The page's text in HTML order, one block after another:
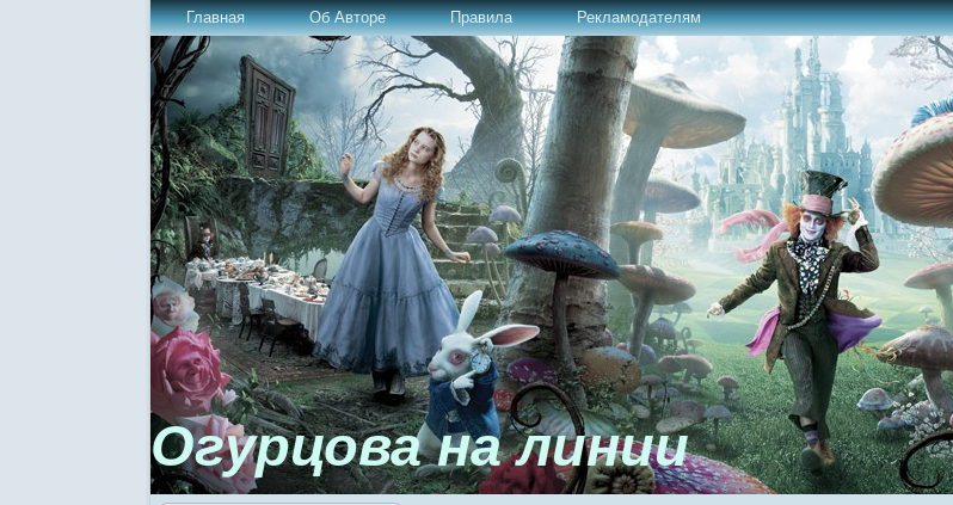
Главная Об Авторе Правила Рекламодателям
Огурцова на линии